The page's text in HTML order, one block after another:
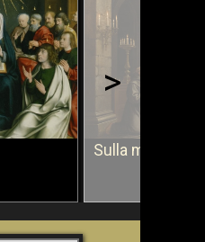
Sulla morte di
>